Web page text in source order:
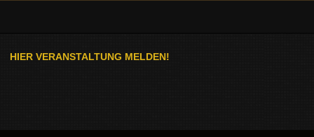
HIER VERANSTALTUNG MELDEN!